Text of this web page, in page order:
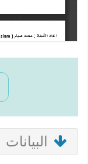
البيانات